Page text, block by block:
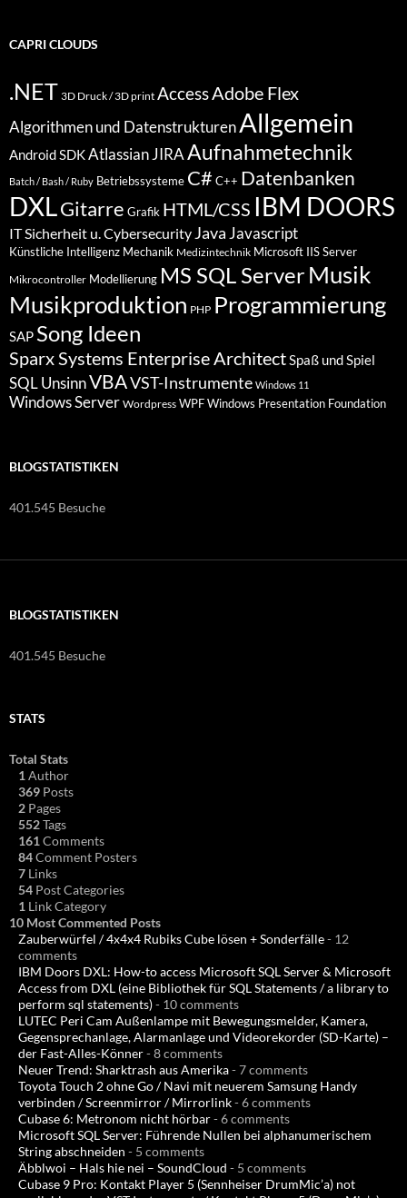
CAPRI CLOUDS
.NET 3D Druck / 3D print AccessAdobe Flex
Algorithmen und DatenstrukturenAllgemein
Android SDKAtlassian JIRAAufnahmetechnik
Batch / Bash / Ruby Betriebssysteme C# C++ Datenbanken
DXLGitarre Grafik HTML/CSS IBM DOORS
IT Sicherheit u. Cybersecurity Java Javascript
Künstliche Intelligenz Mechanik Medizintechnik Microsoft IIS Server
Mikrocontroller Modellierung MS SQL Server Musik
Musikproduktion PHP Programmierung
SAP Song Ideen
Sparx Systems Enterprise ArchitectSpaß und Spiel
SQL UnsinnVBAVST-Instrumente Windows 11
Windows Server Wordpress WPF Windows Presentation Foundation
BLOGSTATISTIKEN
401.545 Besuche
BLOGSTATISTIKEN
401.545 Besuche
STATS
Total Stats
1 Author
369 Posts
2 Pages
552Tags
161 Comments
84Comment Posters
7 Links
54 Post Categories
1 Link Category
10 Most Commented Posts
Zauberwürfel / 4x4x4 Rubiks Cube lösen + Sonderfälle- 12
comments
IBM Doors DXL: How-to access Microsoft SQL Server & Microsoft
Access from DXL (eine Bibliothek für SQL Statements / a library to
perform sql statements)- 10 comments
LUTEC Peri Cam Außenlampe mit Bewegungsmelder, Kamera,
Gegensprechanlage, Alarmanlage und Videorekorder (SD-Karte) –
der Fast-Alles-Könner- 8 comments
Neuer Trend: Sharktrash aus Amerika- 7 comments
Toyota Touch 2 ohne Go / Navi mit neuerem Samsung Handy
verbinden / Screenmirror / Mirrorlink- 6 comments
Cubase 6: Metronom nicht hörbar- 6 comments
Microsoft SQL Server: Führende Nullen bei alphanumerischem
String abschneiden - 5 comments
Äbblwoi – Hals hie nei – SoundCloud - 5 comments
Cubase 9 Pro: Kontakt Player 5 (Sennheiser DrumMic’a) not